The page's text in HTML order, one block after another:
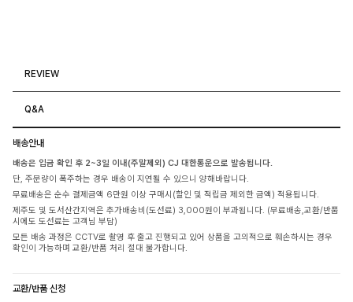
REVIEW
Q&A
배송안내
배송은 입금 확인 후 2~3일 이내(주말제외) CJ 대한통운으로 발송됩니다.
단, 주문량이 폭주하는 경우 배송이 지연될 수 있으니 양해바랍니다.
무료배송은 순수 결제금액 6만원 이상 구매시(할인 및 적립금 제외한 금액) 적용됩니다.
제주도 및 도서산간지역은 추가배송비(도선료) 3,000원이 부과됩니다. (무료배송,교환/반품
시에도 도선료는 고객님 부담)
모든 배송 과정은 CCTV로 촬영 후 출고 진행되고 있어 상품을 고의적으로 훼손하시는 경우
확인이 가능하며 교환/반품 처리 절대 불가합니다.
교환/반품 신청